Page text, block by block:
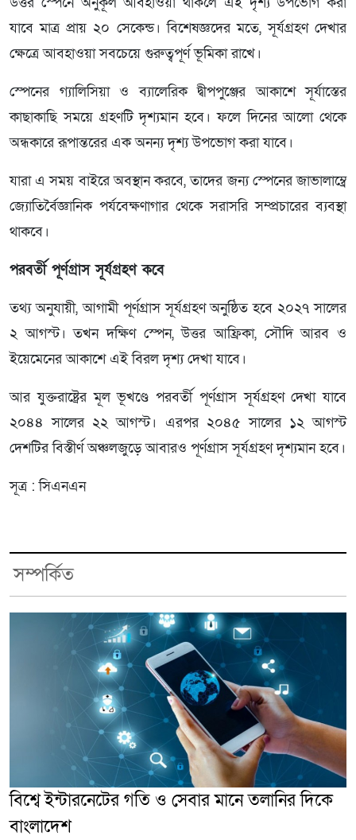
যাবে মাত্র প্রায় ২০ সেকেন্ড। বিশেষজ্ঞদের মতে, সূর্যগ্রহণ দেখার
ক্ষেত্রে আবহাওয়া সবচেয়ে গুরুত্বপূর্ণ ভূমিকা রাখে।
স্পেনের গ্যালিসিয়া ও ব্যালেরিক দ্বীপপুঞ্জের আকাশে সূর্যাস্তের
কাছাকাছি সময়ে গ্রহণটি দৃশ্যমান হবে। ফলে দিনের আলো থেকে
অন্ধকারে রূপান্তরের এক অনন্য দৃশ্য উপভোগ করা যাবে।
যারা এ সময় বাইরে অবস্থান করবে, তাদের জন্য স্পেনের জাভালাম্ব্রে
জ্যোতির্বৈজ্ঞানিক পর্যবেক্ষণাগার থেকে সরাসরি সম্প্রচারের ব্যবস্থা
থাকবে।
পরবর্তী পূর্ণগ্রাস সূর্যগ্রহণ কবে
তথ্য অনুযায়ী, আগামী পূর্ণগ্রাস সূর্যগ্রহণ অনুষ্ঠিত হবে ২০২৭ সালের
২ আগস্ট। তখন দক্ষিণ স্পেন, উত্তর আফ্রিকা, সৌদি আরব ও
ইয়েমেনের আকাশে এই বিরল দৃশ্য দেখা যাবে।
আর যুক্তরাষ্ট্রের মূল ভূখণ্ডে পরবর্তী পূর্ণগ্রাস সূর্যগ্রহণ দেখা যাবে
২০৪৪ সালের ২২ আগস্ট। এরপর ২০৪৫ সালের ১২ আগস্ট
দেশটির বিস্তীর্ণ অঞ্চলজুড়ে আবারও পূর্ণগ্রাস সূর্যগ্রহণ দৃশ্যমান হবে।
সূত্র : সিএনএন
সম্পর্কিত
বিশ্বে ইন্টারনেটের গতি ও সেবার মানে তলানির দিকে
বাংলাদেশ